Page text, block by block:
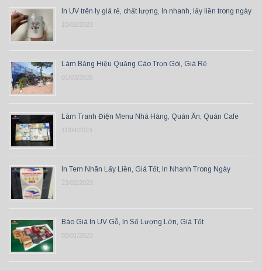
In UV trên ly giá rẻ, chất lượng, In nhanh, lấy liền trong ngày
10/02/2023
Làm Bảng Hiệu Quảng Cáo Trọn Gói, Giá Rẻ
01/03/2026
Làm Tranh Điện Menu Nhà Hàng, Quán Ăn, Quán Cafe
11/04/2024
In Tem Nhãn Lấy Liền, Giá Tốt, In Nhanh Trong Ngày
23/02/2023
Báo Giá In UV Gỗ, In Số Lượng Lớn, Giá Tốt
02/01/2023